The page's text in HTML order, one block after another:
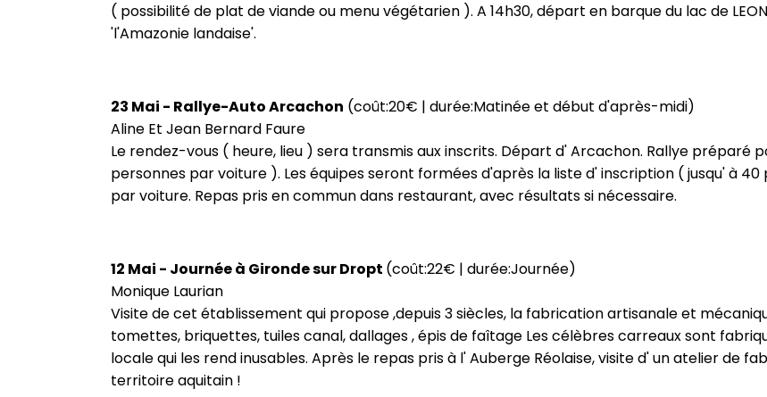
( possibilité de plat de viande ou menu végétarien ). A 14h30, départ en barque du lac de
'l'Amazonie landaise'.
23 Mai - Rallye-Auto Arcachon (coût:20€ | durée:Matinée et début d'après-midi)
Aline Et Jean Bernard Faure
Le rendez-vous ( heure, lieu ) sera transmis aux inscrits. Départ d' Arcachon. Rallye préparé
personnes par voiture ). Les équipes seront formées d'après la liste d' inscription ( jusqu' à 40
par voiture. Repas pris en commun dans restaurant, avec résultats si nécessaire.
12 Mai - Journée à Gironde sur Dropt (coût:22€ | durée:Journée)
Monique Laurian
Visite de cet établissement qui propose ,depuis 3 siècles, la fabrication artisanale et
tomettes, briquettes, tuiles canal, dallages , épis de faîtage Les célèbres carreaux sont
locale qui les rend inusables. Après le repas pris à l' Auberge Réolaise, visite d' un atelier de
territoire aquitain !